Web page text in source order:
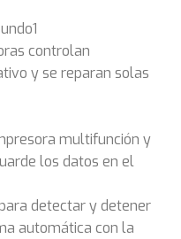
controlan
y se reparan solas
multifunción y
los datos en el
detectar y detener
automática con la